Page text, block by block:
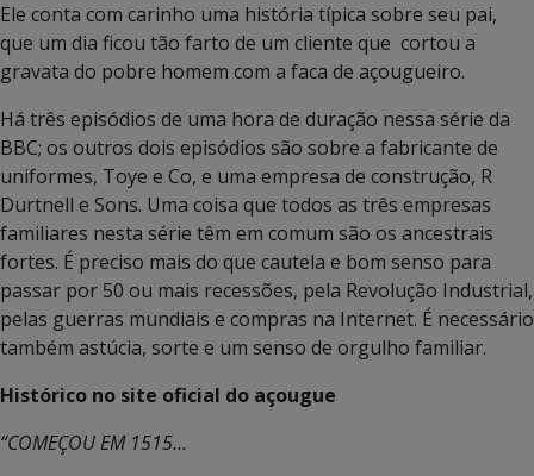
Ele conta com carinho uma história típica sobre seu pai,
que um dia ficou tão farto de um cliente que cortou a
gravata do pobre homem com a faca de açougueiro.
Há três episódios de uma hora de duração nessa série da
BBC; os outros dois episódios são sobre a fabricante de
uniformes, Toye e Co, e uma empresa de construção, R
Durtnell e Sons. Uma coisa que todos as três empresas
familiares nesta série têm em comum são os ancestrais
fortes. É preciso mais do que cautela e bom senso para
passar por 50 ou mais recessões, pela Revolução Industrial,
pelas guerras mundiais e compras na Internet. É necessário
também astúcia, sorte e um senso de orgulho familiar.
Histórico no site oficial do açougue
“COMEÇOU EM 1515…